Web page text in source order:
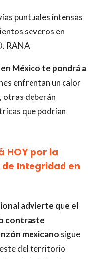
puntuales intensas
severos en
RANA
México te pondrá a
enfrentan un calor
otras deberán
que podrían
HOY por la
Integridad en
advierte que el
contraste
mexicano sigue
del territorio